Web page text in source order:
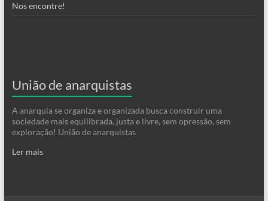
Nos encontre!
União de anarquistas
A anarquia se organiza e organizada busca construir uma
sociedade mais equilibrada, justa e livre, sem opressão, sem
exploração! União de anarquistas
Ler mais